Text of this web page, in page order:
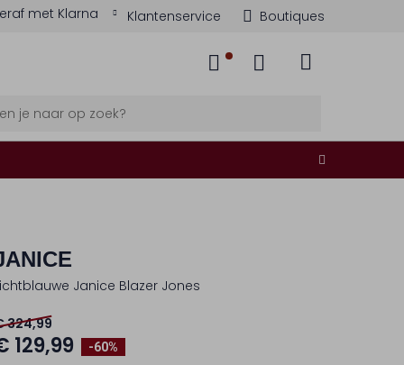
met Klarna Klantenservice Boutiques
Janice Blazer Jones
-60%
324,99
129,99